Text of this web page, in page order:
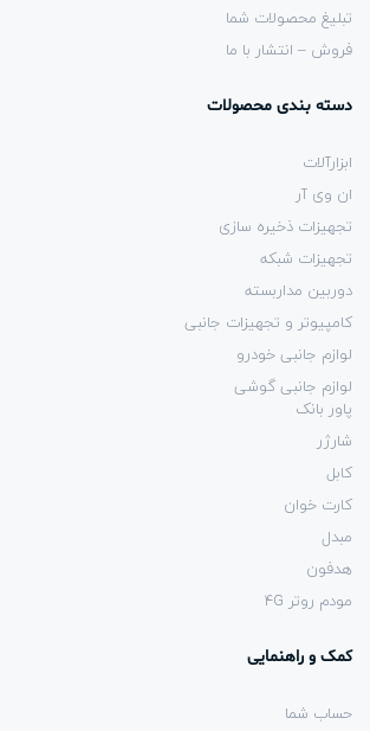
تبلیغ محصولات شما
فروش – انتشار با ما
دسته بندی محصولات
ابزارآلات
ان وی آر
تجهیزات ذخیره سازی
تجهیزات شبکه
دوربین مداربسته
کامپیوتر و تجهیزات جانبی
لوازم جانبی خودرو
لوازم جانبی گوشی
پاور بانک
شارژر
کابل
کارت خوان
مبدل
هدفون
مودم روتر 4G
کمک و راهنمایی
حساب شما